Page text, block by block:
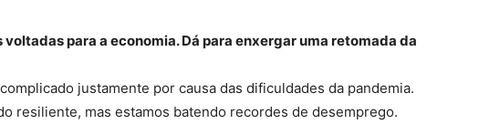
para a economia. Dá para enxergar uma retomada da
justamente por causa das dificuldades da pandemia.
resiliente, mas estamos batendo recordes de desemprego.